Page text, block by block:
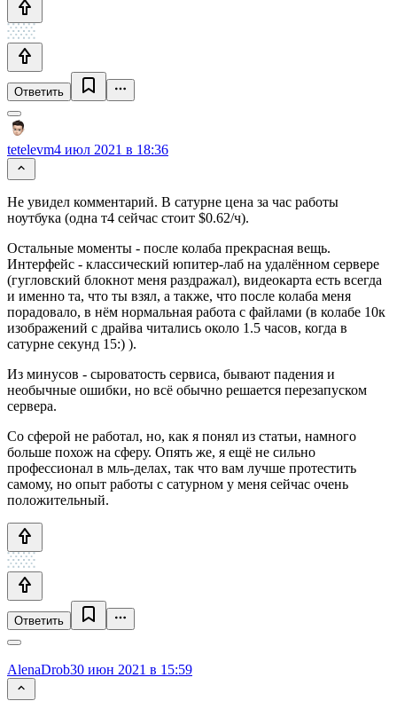
Ответить
tetelevm4 июл 2021 в 18:36
Не увидел комментарий. В сатурне цена за час работы
ноутбука (одна т4 сейчас стоит $0.62/ч).
Остальные моменты - после колаба прекрасная вещь.
Интерфейс - классический юпитер-лаб на удалённом сервере
(гугловский блокнот меня раздражал), видеокарта есть всегда
и именно та, что ты взял, а также, что после колаба меня
порадовало, в нём нормальная работа с файлами (в колабе 10к
изображений с драйва читались около 1.5 часов, когда в
сатурне секунд 15:) ).
Из минусов - сыроватость сервиса, бывают падения и
необычные ошибки, но всё обычно решается перезапуском
сервера.
Со сферой не работал, но, как я понял из статьи, намного
больше похож на сферу. Опять же, я ещё не сильно
профессионал в мль-делах, так что вам лучше протестить
самому, но опыт работы с сатурном у меня сейчас очень
положительный.
Ответить
AlenaDrob30 июн 2021 в 15:59